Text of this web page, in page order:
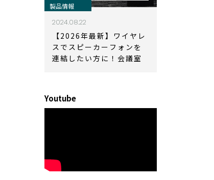
製品情報
2024.08.22
【2026年最新】ワイヤレ
スでスピーカーフォンを
連結したい方に！会議室
Youtube